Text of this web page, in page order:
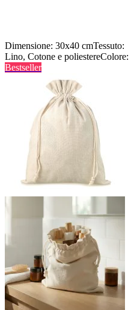
Dimensione: 30x40 cmTessuto:
Lino, Cotone e poliestereColore:
Bestseller